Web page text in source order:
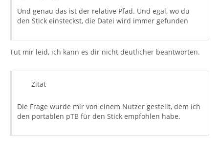
Und genau das ist der relative Pfad. Und egal, wo du
den Stick einsteckst, die Datei wird immer gefunden
Tut mir leid, ich kann es dir nicht deutlicher beantworten.
Zitat
Die Frage wurde mir von einem Nutzer gestellt, dem ich
den portablen pTB für den Stick empfohlen habe.